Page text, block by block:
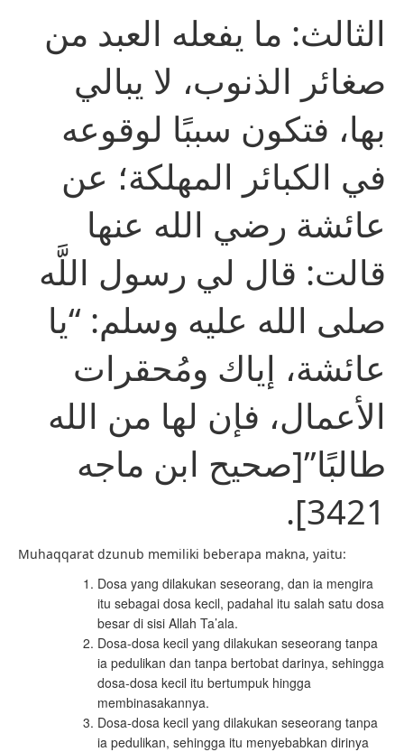
الثالث: ما يفعله العبد من
صغائر الذنوب، لا يبالي
بها، فتكون سببًا لوقوعه
في الكبائر المهلكة؛ عن
عائشة رضي الله عنها
قالت: قال لي رسول اللَّه
صلى الله عليه وسلم: “يا
عائشة، إياك ومُحقرات
الأعمال، فإن لها من الله
طالبًا”[صحيح ابن ماجه
3421].
Muhaqqarat dzunub memiliki beberapa makna, yaitu:
Dosa yang dilakukan seseorang, dan ia mengira
itu sebagai dosa kecil, padahal itu salah satu dosa
besar di sisi Allah Ta’ala.
Dosa-dosa kecil yang dilakukan seseorang tanpa
ia pedulikan dan tanpa bertobat darinya, sehingga
dosa-dosa kecil itu bertumpuk hingga
membinasakannya.
Dosa-dosa kecil yang dilakukan seseorang tanpa
ia pedulikan, sehingga itu menyebabkan dirinya